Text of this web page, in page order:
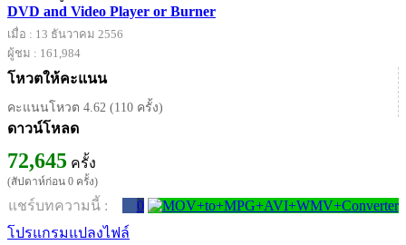
DVD and Video Player or Burner
เมื่อ : 13 ธันวาคม 2556
ผู้ชม : 161,984
โหวตให้คะแนน
คะแนนโหวต 4.62 (110 ครั้ง)
ดาวน์โหลด
72,645 ครั้ง
(สัปดาห์ก่อน 0 ครั้ง)
แชร์บทความนี้ :
0
โปรแกรมแปลงไฟล์